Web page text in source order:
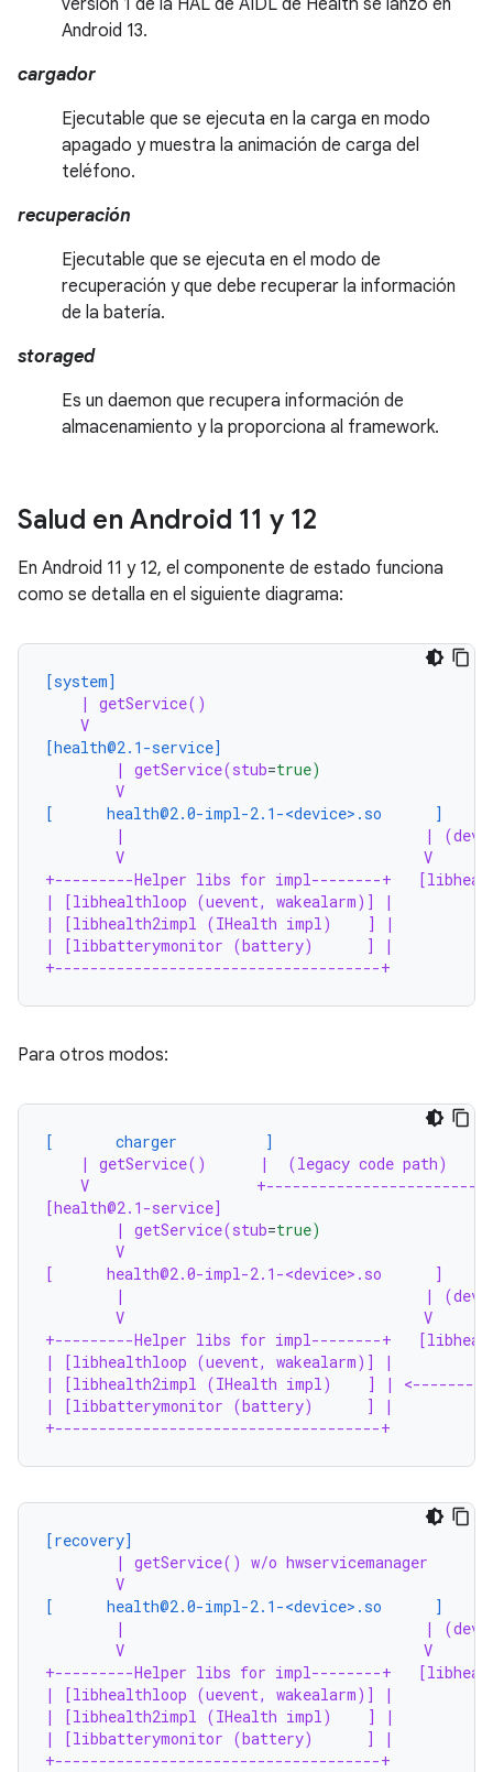
versión 1 de la HAL de AIDL de Health se lanzó en
Android 13.
cargador
Ejecutable que se ejecuta en la carga en modo
apagado y muestra la animación de carga del
teléfono.
recuperación
Ejecutable que se ejecuta en el modo de
recuperación y que debe recuperar la información
de la batería.
storaged
Es un daemon que recupera información de
almacenamiento y la proporciona al framework.
Salud en Android 11 y 12
En Android 11 y 12, el componente de estado funciona
como se detalla en el siguiente diagrama:
[system]
| getService()
V
[health@2.1-service]
| getService(stub=true)
V
[      health@2.0-impl-2.1-<device>.so      ]
|                                  | (device-
V                                  V
+---------Helper libs for impl--------+
| [libhealthloop (uevent, wakealarm)] |
| [libhealth2impl (IHealth impl)    ] |
| [libbatterymonitor (battery)      ] |
+-------------------------------------+
Para otros modos:
[       charger          ]
| getService()      |  (legacy code path)
V
[health@2.1-service]
| getService(stub=true)
V
[      health@2.0-impl-2.1-<device>.so
|                                  | (device-
V                                  V
+---------Helper libs for impl--------+
| [libhealthloop (uevent, wakealarm)] |
| [libhealth2impl (IHealth impl)    ] |
| [libbatterymonitor (battery)      ] |
+-------------------------------------+
[recovery]
| getService() w/o hwservicemanager
V
[      health@2.0-impl-2.1-<device>.so      ]
|                                  | (device-
V                                  V
+---------Helper libs for impl--------+
| [libhealthloop (uevent, wakealarm)] |
| [libhealth2impl (IHealth impl)    ] |
| [libbatterymonitor (battery)      ] |
+-------------------------------------+